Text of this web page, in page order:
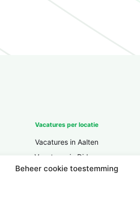
Beheer cookie toestemming
Vacatures per locatie
Vacatures in Aalten
Vacatures in Didam
Vacatures in Doesburg